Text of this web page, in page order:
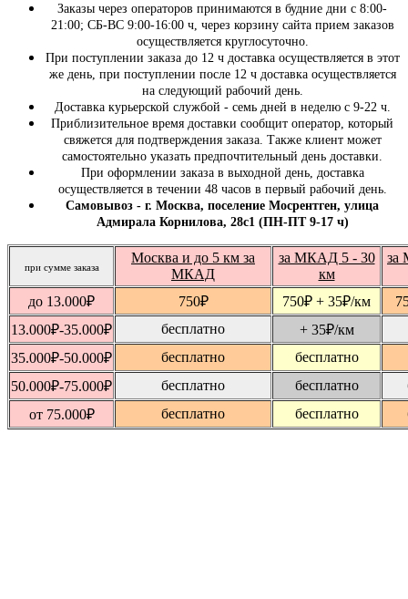
Заказы через операторов принимаются в будние дни с 8:00-
21:00; СБ-ВС 9:00-16:00 ч, через корзину сайта прием заказов
осуществляется круглосуточно.
При поступлении заказа до 12 ч доставка осуществляется в этот
же день, при поступлении после 12 ч доставка осуществляется
на следующий рабочий день.
Доставка курьерской службой - семь дней в неделю с 9-22 ч.
Приблизительное время доставки сообщит оператор, который
свяжется для подтверждения заказа. Также клиент может
самостоятельно указать предпочтительный день доставки.
При оформлении заказа в выходной день, доставка
осуществляется в течении 48 часов в первый рабочий день.
Самовывоз - г. Москва, поселение Мосрентген, улица
Адмирала Корнилова, 28с1 (ПН-ПТ 9-17 ч)
при сумме заказа
Москва и до 5 км за
МКАД
за МКАД 5 - 30
км
за
до 13.000₽ 750₽ 750₽ + 35₽/км
13.000₽-35.000₽ бесплатно + 35₽/км
35.000₽-50.000₽ бесплатно
бесплатно
50.000₽-75.000₽ бесплатно бесплатно
от 75.000₽ бесплатно бесплатно